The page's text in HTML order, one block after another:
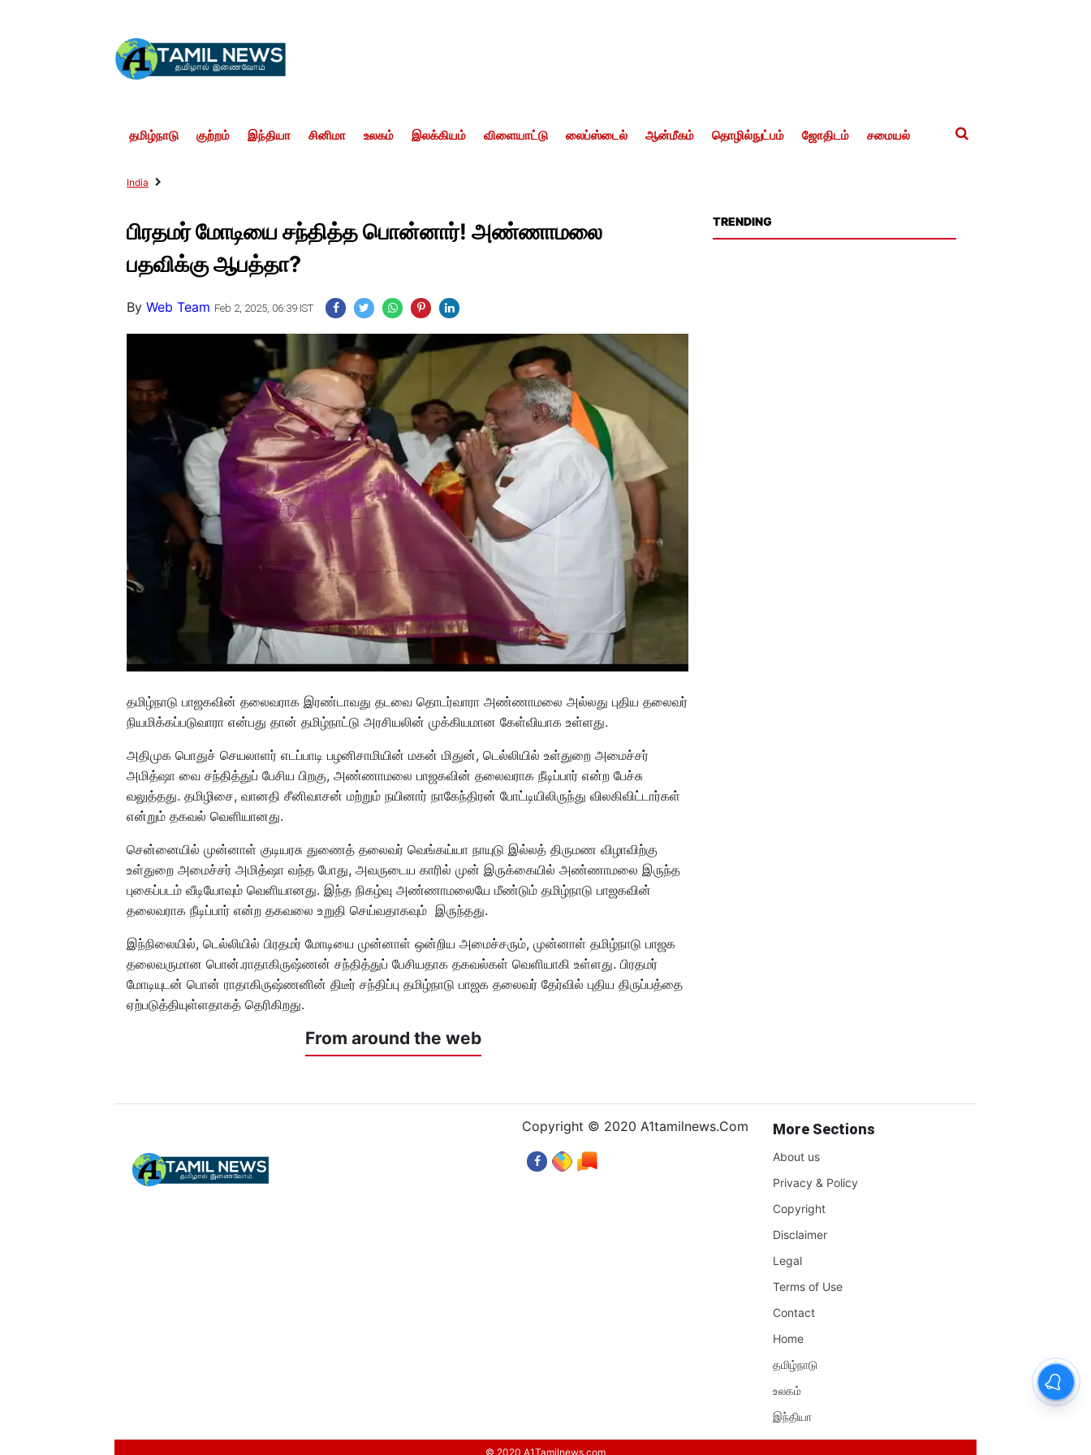
தமிழ்நாடு குற்றம் இந்தியா சினிமா உலகம் இலக்கியம் விளையாட்டு லைப்ஸ்டைல் ஆன்மீகம் தொழில்நுட்பம் ஜோதிடம் சமையல்
India
பிரதமர் மோடியை சந்தித்த பொன்னார்! அண்ணாமலை
பதவிக்கு ஆபத்தா?
ByWeb Team Feb 2, 2025, 06:39 IST
தமிழ்நாடு பாஜகவின் தலைவராக இரண்டாவது தடவை தொடர்வாரா அண்ணாமலை அல்லது புதிய தலைவர்
நியமிக்கப்படுவாரா என்பது தான் தமிழ்நாட்டு அரசியலின் முக்கியமான கேள்வியாக உள்ளது.
அதிமுக பொதுச் செயலாளர் எடப்பாடி பழனிசாமியின் மகன் மிதுன், டெல்லியில் உள்துறை அமைச்சர்
அமித்ஷா வை சந்தித்துப் பேசிய பிறகு, அண்ணாமலை பாஜகவின் தலைவராக நீடிப்பார் என்ற பேச்சு
வலுத்தது. தமிழிசை, வானதி சீனிவாசன் மற்றும் நயினார் நாகேந்திரன் போட்டியிலிருந்து விலகிவிட்டார்கள்
என்றும் தகவல் வெளியானது.
சென்னையில் முன்னாள் குடியரசு துணைத் தலைவர் வெங்கய்யா நாயுடு இல்லத் திருமண விழாவிற்கு
உள்துறை அமைச்சர் அமித்ஷா வந்த போது, அவருடைய காரில் முன் இருக்கையில் அண்ணாமலை இருந்த
புகைப்படம் வீடியோவும் வெளியானது. இந்த நிகழ்வு அண்ணாமலையே மீண்டும் தமிழ்நாடு பாஜகவின்
தலைவராக நீடிப்பார் என்ற தகவலை உறுதி செய்வதாகவும் இருந்தது.
இந்நிலையில், டெல்லியில் பிரதமர் மோடியை முன்னாள் ஒன்றிய அமைச்சரும், முன்னாள் தமிழ்நாடு பாஜக
தலைவருமான பொன்.ராதாகிருஷ்ணன் சந்தித்துப் பேசியதாக தகவல்கள் வெளியாகி உள்ளது. பிரதமர்
மோடியுடன் பொன் ராதாகிருஷ்ணனின் திடீர் சந்திப்பு தமிழ்நாடு பாஜக தலைவர் தேர்வில் புதிய திருப்பத்தை
ஏற்படுத்தியுள்ளதாகத் தெரிகிறது.
From around the web
TRENDING
Copyright © 2020 A1tamilnews.Com More Sections
About us
Privacy & Policy
Copyright
Disclaimer
Legal
Terms of Use
Contact
Home
தமிழ்நாடு
உலகம்
இந்தியா
© 2020 A1Tamilnews.com